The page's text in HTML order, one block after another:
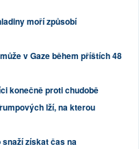
moří způsobí
v Gaze během příštích 48
konečně proti chudobě
lží, na kterou
získat čas na